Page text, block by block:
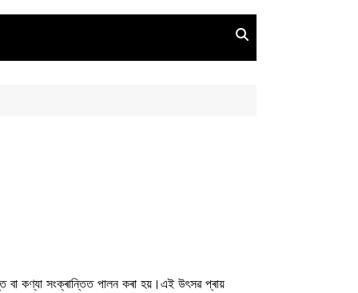
বা কণ্যা সংক্ৰান্তিত পালন কৰা হয়।এই উৎসৱ প্ৰায়